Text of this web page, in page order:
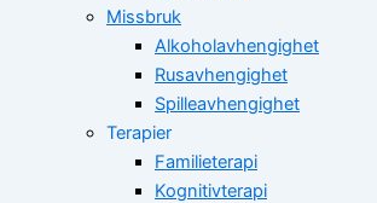
Missbruk
Alkoholavhengighet
Rusavhengighet
Spilleavhengighet
Terapier
Familieterapi
Kognitivterapi